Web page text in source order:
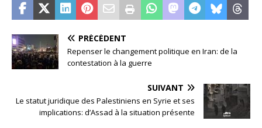
PRÉCÉDENT
Repenser le changement politique en Iran: de la
contestation à la guerre
SUIVANT
Le statut juridique des Palestiniens en Syrie et ses
implications: d’Assad à la situation présente